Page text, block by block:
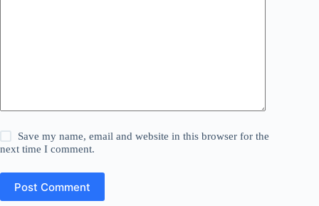
Save my name, email and website in this browser for the
next time I comment.
Post Comment